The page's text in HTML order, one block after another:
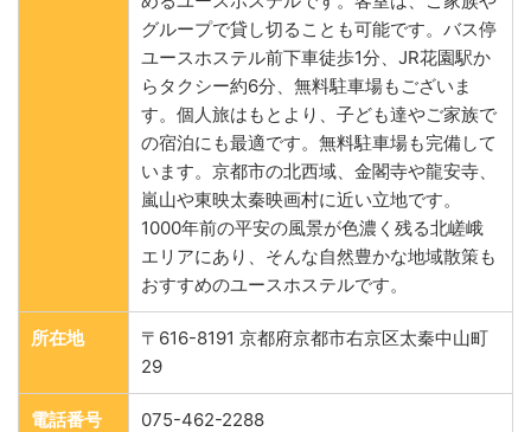
グループで貸し切ることも可能です。バス停
ユースホステル前下車徒歩1分、JR花園駅か
らタクシー約6分、無料駐車場もございま
す。個人旅はもとより、子ども達やご家族で
の宿泊にも最適です。無料駐車場も完備して
います。京都市の北西域、金閣寺や龍安寺、
嵐山や東映太秦映画村に近い立地です。
1000年前の平安の風景が色濃く残る北嵯峨
エリアにあり、そんな自然豊かな地域散策も
おすすめのユースホステルです。
所在地
〒616-8191 京都府京都市右京区太秦中山町
29
電話番号 075-462-2288